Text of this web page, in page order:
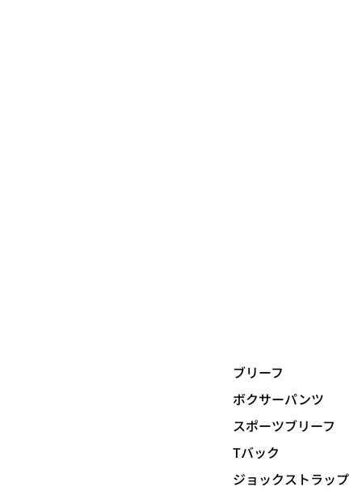
ブリーフ
ボクサーパンツ
スポーツブリーフ
Tバック
ジョックストラップ